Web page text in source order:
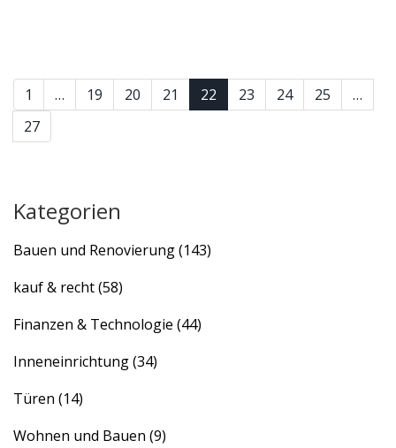
1 … 19 20 21 22 23 24 25
…
27
Kategorien
Bauen und Renovierung(143)
kauf & recht(58)
Finanzen & Technologie (44)
Inneneinrichtung(34)
Türen (14)
Wohnen und Bauen (9)